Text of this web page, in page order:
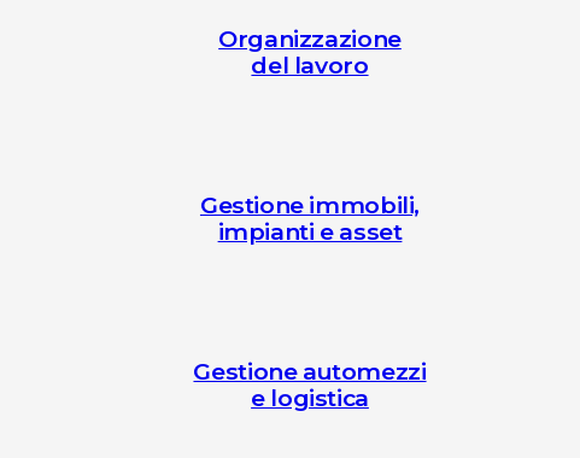
Organizzazione
del lavoro
Gestione immobili,
impianti e asset
Gestione automezzi
e logistica